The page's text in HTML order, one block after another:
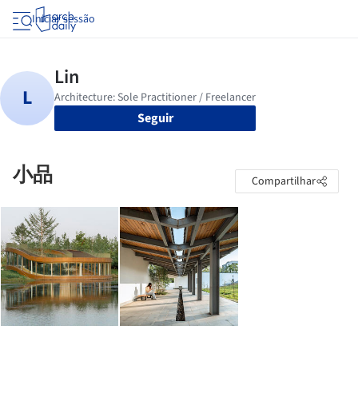
Iniciar sessão
Seguir
小品 Compartilhar